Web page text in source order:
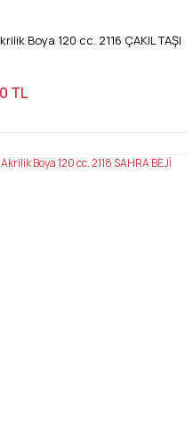
Boya 120 cc. 2116 ÇAKIL TAŞI
TL